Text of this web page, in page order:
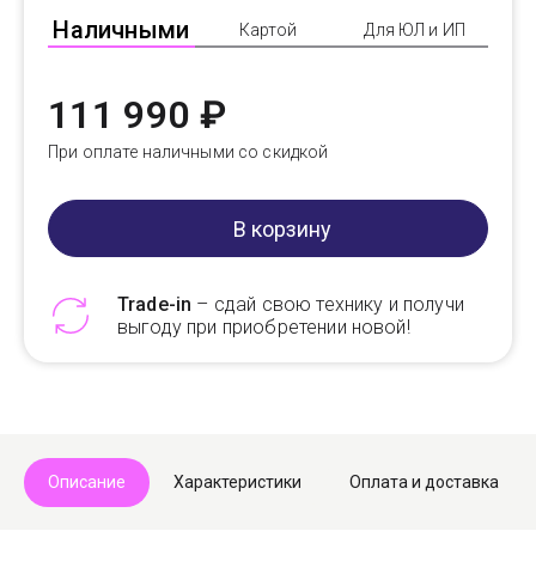
Наличными Картой Для ЮЛ и ИП
111 990 ₽
При оплате наличными со скидкой
В корзину
Trade-in – сдай свою технику и получи
выгоду при приобретении новой!
Описание Характеристики Оплата и доставка